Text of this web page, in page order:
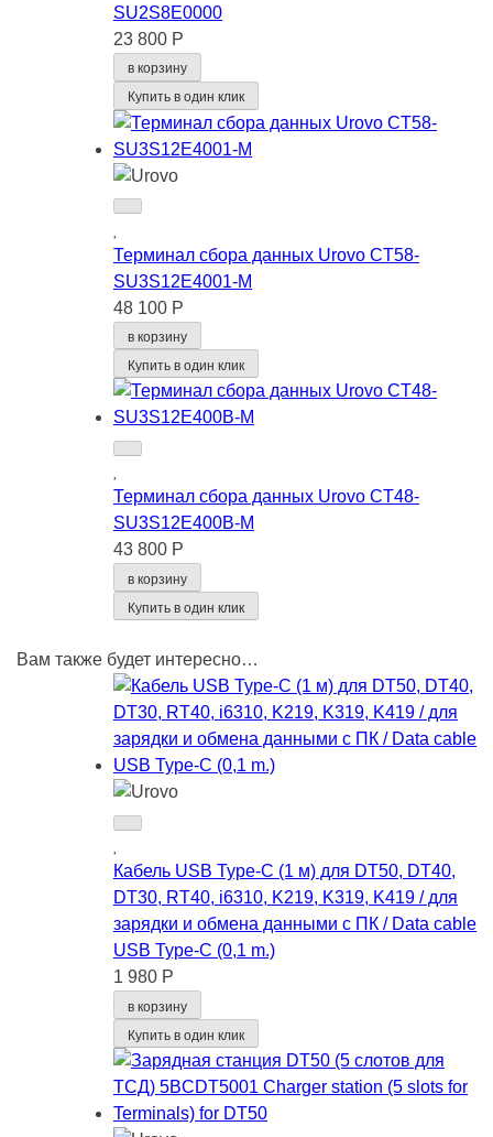
SU2S8E0000
23 800 Р
в корзину
Купить в один клик
Терминал сбора данных Urovo CT58-
SU3S12E4001-M
48 100 Р
в корзину
Купить в один клик
Терминал сбора данных Urovo CT48-
SU3S12E400B-M
43 800 Р
в корзину
Купить в один клик
Вам также будет интересно…
Кабель USB Type-C (1 м) для DT50, DT40,
DT30, RT40, i6310, K219, K319, K419 / для
зарядки и обмена данными с ПК / Data cable
USB Type-C (0,1 m.)
1 980 Р
в корзину
Купить в один клик